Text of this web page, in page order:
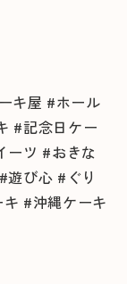
キ屋 #ホール
#記念日ケー
ーツ #おきな
び心 #ぐり
#沖縄ケーキ